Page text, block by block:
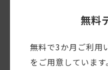
無料
無料で3か月ご利用
をご用意しています。